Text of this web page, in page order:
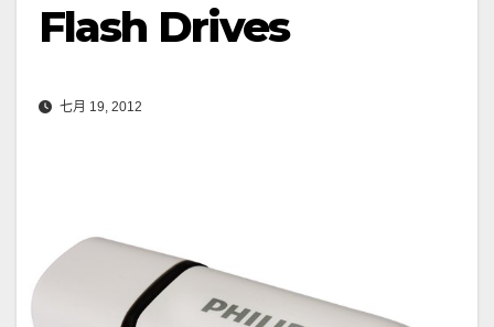
Flash Drives
七月 19, 2012